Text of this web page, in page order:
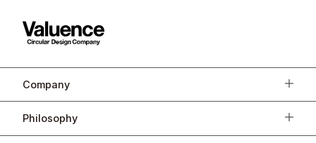
Company
Philosophy